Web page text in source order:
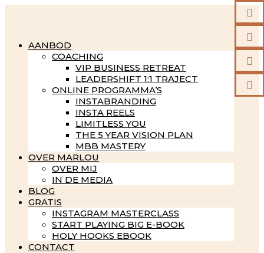
AANBOD
COACHING
VIP BUSINESS RETREAT
LEADERSHIFT 1:1 TRAJECT
ONLINE PROGRAMMA’S
INSTABRANDING
INSTA REELS
LIMITLESS YOU
THE 5 YEAR VISION PLAN
MBB MASTERY
OVER MARLOU
OVER MIJ
IN DE MEDIA
BLOG
GRATIS
INSTAGRAM MASTERCLASS
START PLAYING BIG E-BOOK
HOLY HOOKS EBOOK
CONTACT



